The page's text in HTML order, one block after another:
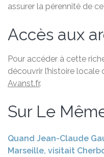
assurer la pérennité de
Accès aux
Pour accéder à cette
découvrir l’histoire
Avanst.fr.
Sur Le
Quand Jean-Claude
Marseille, visitait